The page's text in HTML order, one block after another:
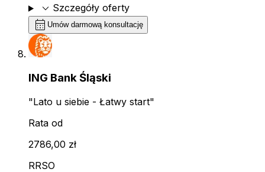
expand_more Szczegóły oferty
calendar_month Umów darmową konsultację
ING Bank Śląski
"Lato u siebie - Łatwy start"
Rata od
2786,00 zł
RRSO